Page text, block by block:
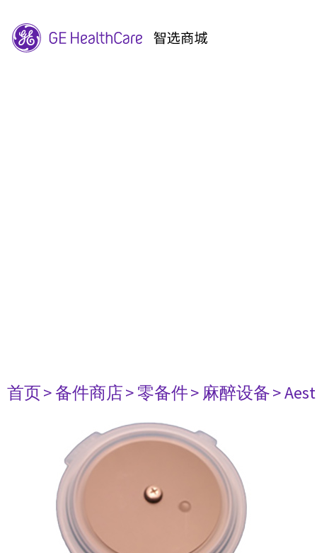
首页> 备件商店> 零备件> 麻醉设备>